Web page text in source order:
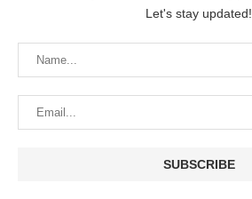
Let's stay updated!